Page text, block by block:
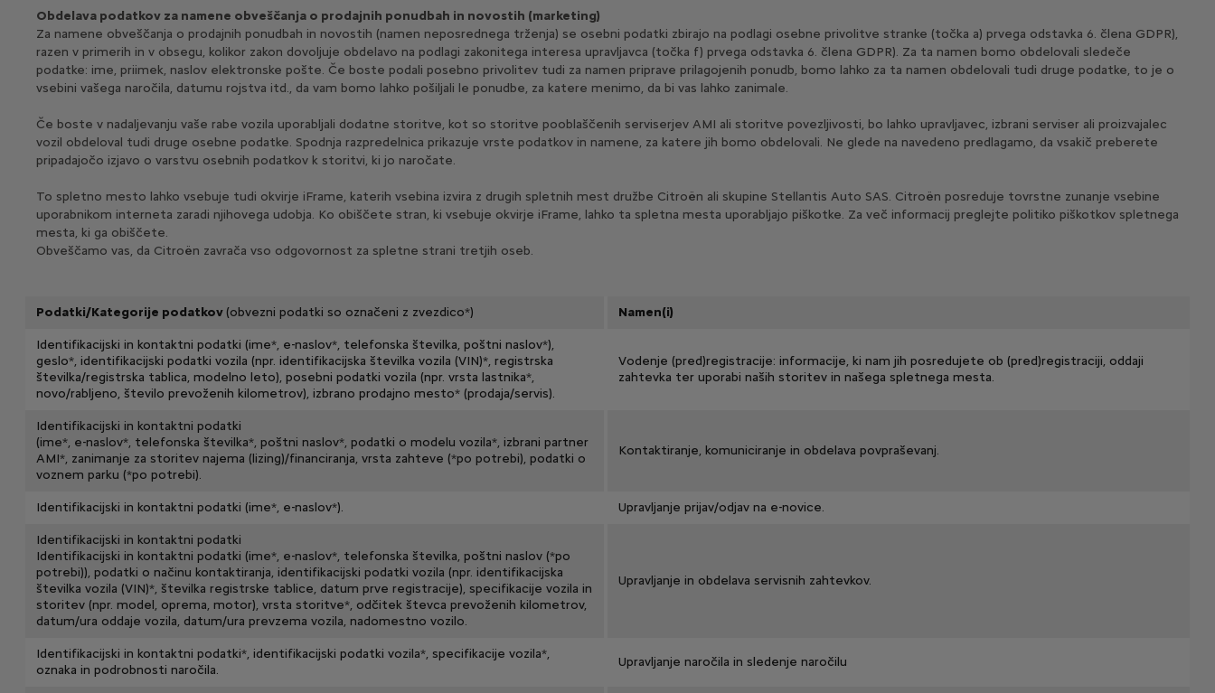
Obdelava podatkov za namene obveščanja o prodajnih ponudbah in novostih (marketing)
Za namene obveščanja o prodajnih ponudbah in novostih (namen neposrednega trženja) se osebni podatki zbirajo na podlagi osebne privolitve stranke (točka a) prvega odstavka 6. člena GDPR),
razen v primerih in v obsegu, kolikor zakon dovoljuje obdelavo na podlagi zakonitega interesa upravljavca (točka f) prvega odstavka 6. člena GDPR). Za ta namen bomo obdelovali sledeče
podatke: ime, priimek, naslov elektronske pošte. Če boste podali posebno privolitev tudi za namen priprave prilagojenih ponudb, bomo lahko za ta namen obdelovali tudi druge podatke, to je o
vsebini vašega naročila, datumu rojstva itd., da vam bomo lahko pošiljali le ponudbe, za katere menimo, da bi vas lahko zanimale.
Če boste v nadaljevanju vaše rabe vozila uporabljali dodatne storitve, kot so storitve pooblaščenih serviserjev AMI ali storitve povezljivosti, bo lahko upravljavec, izbrani serviser ali proizvajalec
vozil obdeloval tudi druge osebne podatke. Spodnja razpredelnica prikazuje vrste podatkov in namene, za katere jih bomo obdelovali. Ne glede na navedeno predlagamo, da vsakič preberete
pripadajočo izjavo o varstvu osebnih podatkov k storitvi, ki jo naročate.
To spletno mesto lahko vsebuje tudi okvirje iFrame, katerih vsebina izvira z drugih spletnih mest družbe Citroën ali skupine Stellantis Auto SAS. Citroën posreduje tovrstne zunanje vsebine
uporabnikom interneta zaradi njihovega udobja. Ko obiščete stran, ki vsebuje okvirje iFrame, lahko ta spletna mesta uporabljajo piškotke. Za več informacij preglejte politiko piškotkov spletnega
mesta, ki ga obiščete.
Obveščamo vas, da Citroën zavrača vso odgovornost za spletne strani tretjih oseb.
Podatki/Kategorije podatkov (obvezni podatki so označeni z zvezdico*) Namen(i)
Identifikacijski in kontaktni podatki (ime*, e-naslov*, telefonska številka, poštni naslov*),
geslo*, identifikacijski podatki vozila (npr. identifikacijska številka vozila (VIN)*, registrska
številka/registrska tablica, modelno leto), posebni podatki vozila (npr. vrsta lastnika*,
novo/rabljeno, število prevoženih kilometrov), izbrano prodajno mesto* (prodaja/servis).
Vodenje (pred)registracije: informacije, ki nam jih posredujete ob (pred)registraciji, oddaji
zahtevka ter uporabi naših storitev in našega spletnega mesta.
Identifikacijski in kontaktni podatki
(ime*, e-naslov*, telefonska številka*, poštni naslov*, podatki o modelu vozila*, izbrani partner
AMI*, zanimanje za storitev najema (lizing)/financiranja, vrsta zahteve (*po potrebi), podatki o
voznem parku (*po potrebi).
Kontaktiranje, komuniciranje in obdelava povpraševanj.
Identifikacijski in kontaktni podatki (ime*, e-naslov*). Upravljanje prijav/odjav na e-novice.
Identifikacijski in kontaktni podatki
Identifikacijski in kontaktni podatki (ime*, e-naslov*, telefonska številka, poštni naslov (*po
potrebi)), podatki o načinu kontaktiranja, identifikacijski podatki vozila (npr. identifikacijska
številka vozila (VIN)*, številka registrske tablice, datum prve registracije), specifikacije vozila in
storitev (npr. model, oprema, motor), vrsta storitve*, odčitek števca prevoženih kilometrov,
datum/ura oddaje vozila, datum/ura prevzema vozila, nadomestno vozilo.
Upravljanje in obdelava servisnih zahtevkov.
Identifikacijski in kontaktni podatki*, identifikacijski podatki vozila*, specifikacije vozila*,
oznaka in podrobnosti naročila.
Upravljanje naročila in sledenje naročilu